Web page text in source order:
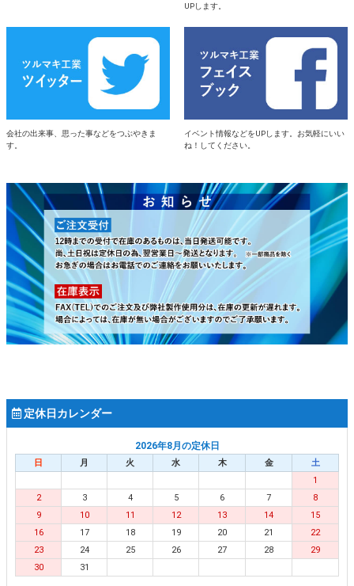
UPします。
会社の出来事、思った事などをつぶやきま
す。
イベント情報などをUPします。お気軽にいい
ね！してください。
定休日カレンダー
2026年8月の定休日
日 月 火 水 木 金
土
1
2
3 4 5 6 7
8
9
10 11 12 13 14
15
16
17 18 19 20 21
22
23
24 25 26 27 28
29
30
31